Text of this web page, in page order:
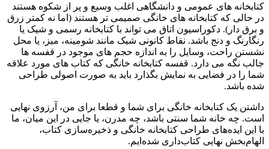
کتابخانه های عمومی و دانشگاهی اغلب وسیع و پر از شکوه هستند
در حالی که کتابخانه های خانگی صمیمی تر هستند (اما نه کمتر زرق
و برق دار). دکوراسیون اتاق می تواند با کتابخانه رسمی و شیک یا
رنگارنگ و دنج باشد. نقاط کانونی شیک مانند شومینه، میز، یا محل
نشستن راحت، وسایل را به اندازه حجم های موجود در قفسه ها
جالب نگه می دارد. قفسه کتابخانه خانگی که کتاب های مورد علاقه
شما را در فضایی به نمایش بگذارد باید به صورت اصولی طراحی
شده باشد.
داشتن یک کتابخانه خانگی برای شما و قطعا برای من، آرزوی نهایی
است. چه خانه شما سنتی باشد، چه مدرن، یا جایی در این میان، ما
با این ایده‌های طراحی کتابخانه خانگی و ذخیره‌سازی کتاب،
الهام‌بخش نهایی کتاب‌داری شده‌ایم.